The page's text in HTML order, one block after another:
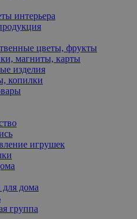
интерьера
цветы, фрукты
магниты, карты
изделия
копилки
игрушек
дома
группа